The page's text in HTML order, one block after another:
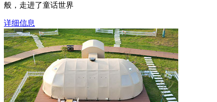
般，走进了童话世界
详细信息